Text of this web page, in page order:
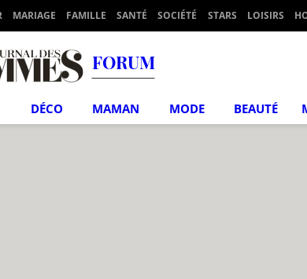
MARIAGE FAMILLE SANTÉ SOCIÉTÉ STARS LOISIRS
FORUM
DÉCO MAMAN MODE BEAUTÉ